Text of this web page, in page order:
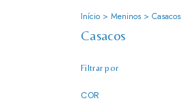
Início > Meninos > Casacos
Casacos
Filtrar por
COR